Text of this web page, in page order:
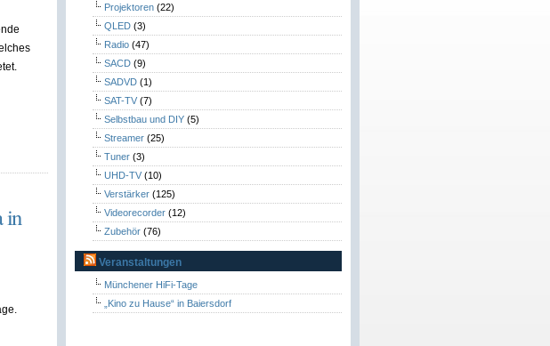
in
Projektoren (22)
QLED (3)
Radio (47)
SACD (9)
SADVD (1)
SAT-TV (7)
Selbstbau und DIY (5)
Streamer (25)
Tuner (3)
UHD-TV (10)
Verstärker (125)
Videorecorder (12)
Zubehör (76)
Veranstaltungen
Münchener HiFi-Tage
„Kino zu Hause“ in Baiersdorf